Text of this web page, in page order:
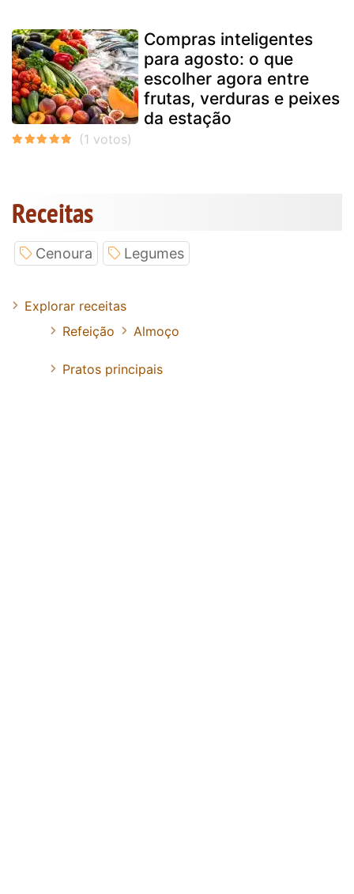
Compras inteligentes
para agosto: o que
escolher agora entre
frutas, verduras e peixes
da estação
Receitas
Cenoura Legumes
Explorar receitas
Refeição
Almoço
Pratos principais